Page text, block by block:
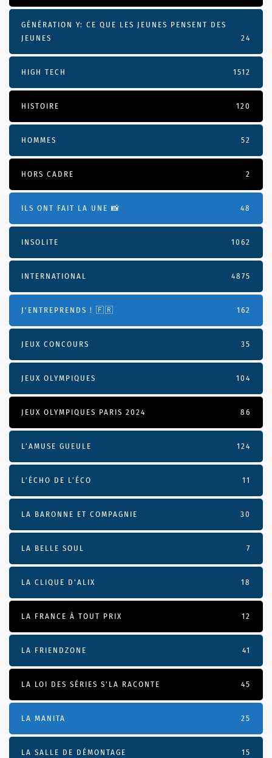
GÉNÉRATION Y: CE QUE LES JEUNES PENSENT DES
JEUNES
24
HIGH TECH 1512
HISTOIRE 120
HOMMES 52
HORS CADRE 2
ILS ONT FAIT LA UNE 📸 48
INSOLITE 1062
INTERNATIONAL 4875
J'ENTREPRENDS ! 🇫🇷 162
JEUX CONCOURS 35
JEUX OLYMPIQUES 104
JEUX OLYMPIQUES PARIS 2024 86
L'AMUSE GUEULE 124
L’ÉCHO DE L’ÉCO 11
LA BARONNE ET COMPAGNIE 30
LA BELLE SOUL 7
LA CLIQUE D'ALIX 18
LA FRANCE À TOUT PRIX 12
LA FRIENDZONE 41
LA LOI DES SÉRIES S'LA RACONTE 45
LA MANITA 25
LA SALLE DE DÉMONTAGE 15